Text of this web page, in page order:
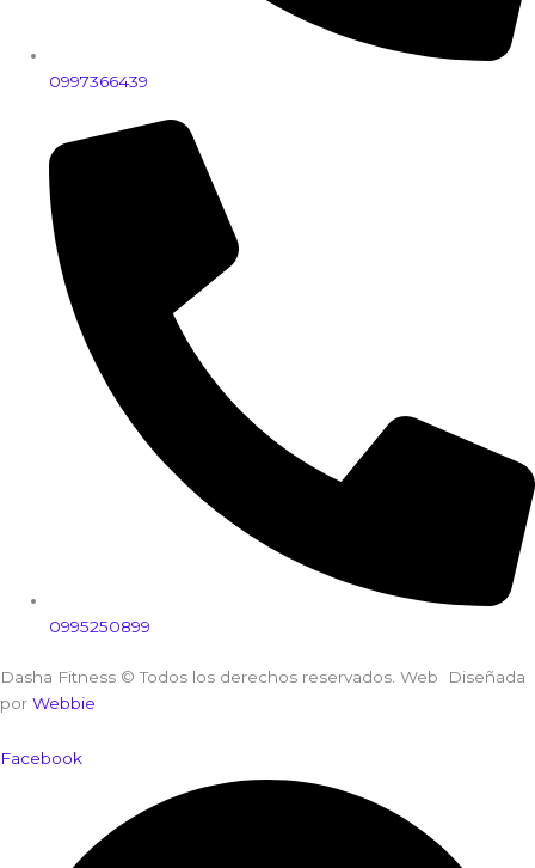
0997366439
0995250899
Dasha Fitness © Todos los derechos reservados. Web Diseñada
por Webbie
Facebook